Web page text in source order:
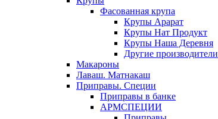
Фасованная крупа
Крупы Арарат
Крупы Нат Продукт
Крупы Наша Деревня
Другие производители
Макароны
Лаваш. Матнакаш
Приправы. Специи
Приправы в банке
АРМСПЕЦИИ